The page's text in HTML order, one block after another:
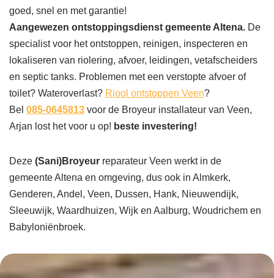
goed, snel en met garantie!
Aangewezen ontstoppingsdienst gemeente Altena. De
specialist voor het ontstoppen, reinigen, inspecteren en
lokaliseren van riolering, afvoer, leidingen, vetafscheiders
en septic tanks. Problemen met een verstopte afvoer of
toilet? Wateroverlast? Riool ontstoppen Veen?
Bel 085-0645813 voor de Broyeur installateur van Veen,
Arjan lost het voor u op! beste investering!
Deze (Sani)Broyeur reparateur Veen werkt in de
gemeente Altena en omgeving, dus ook in Almkerk,
Genderen, Andel, Veen, Dussen, Hank, Nieuwendijk,
Sleeuwijk, Waardhuizen, Wijk en Aalburg, Woudrichem en
Babyloniënbroek.